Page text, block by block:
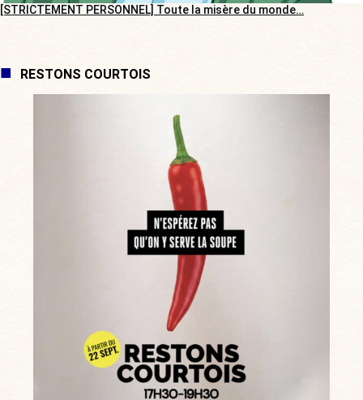
[STRICTEMENT PERSONNEL] Toute la misère du monde…
RESTONS COURTOIS